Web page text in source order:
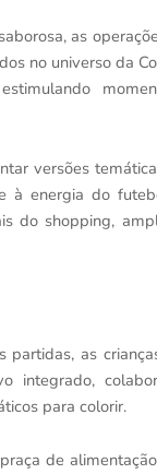
as
no universo da
versões
à energia do
do shopping,
partidas, as
integrado,
para colorir.
de